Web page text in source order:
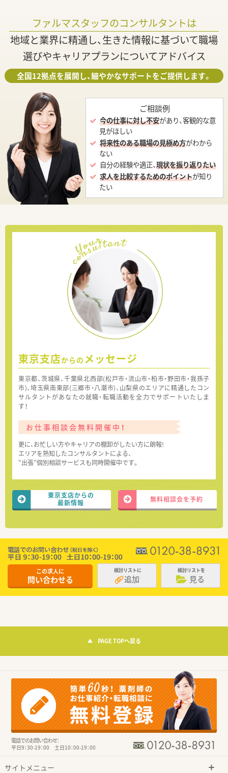
ファルマスタッフのコンサルタントは
地域と業界に精通し、生きた情報に基づいて職場
選びやキャリアプランについてアドバイス
全国12拠点を展開し、細やかなサポートをご提供します。
ご相談例
今の仕事に対し不安があり、客観的な意
見がほしい
将来性のある職場の見極め方がわから
ない
自分の経験や適正、現状を振り返りたい
求人を比較するためのポイントが知り
たい
東京支店からの メッセージ
東京都、茨城県、千葉県北西部(松戸市・流山市・柏市・野田市・我孫子
市)、埼玉県南東部(三郷市・八潮市)、山梨県のエリアに精通したコン
サルタントがあなたの就職・転職活動を全力でサポートいたしま
す！
お仕事相談会無料開催中！
更に、お忙しい方やキャリアの棚卸がしたい方に朗報!
エリアを熟知したコンサルタントによる、
“出張”個別相談サービスも同時開催中です。
東京支店からの
最新情報
無料相談会を予約
この求人に
問い合わせる
検討リストに
追加
検討リストを
見る
PAGE TOPへ戻る
電話でのお問い合わせ：
平日9：30-19：00 土日10：00-19：00
サイトメニュー